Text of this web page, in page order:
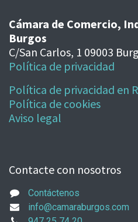
Cámara de Comercio,
Burgos
C/San Carlos, 1 09003
Política de privacidad
Política de privacidad en
Política de cookies
Aviso legal
Contacte con nosotros
Contáctenos
info@camaraburgos.com